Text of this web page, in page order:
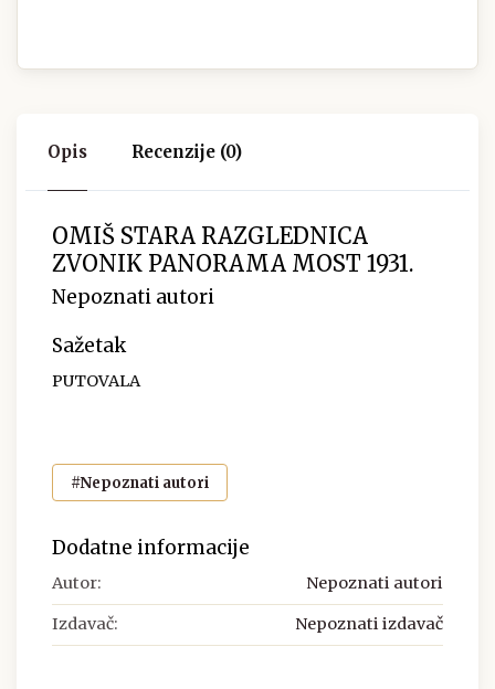
Opis Recenzije (0)
OMIŠ STARA RAZGLEDNICA
ZVONIK PANORAMA MOST 1931.
Nepoznati autori
Sažetak
PUTOVALA
#Nepoznati autori
Dodatne informacije
Autor: Nepoznati autori
Izdavač: Nepoznati izdavač